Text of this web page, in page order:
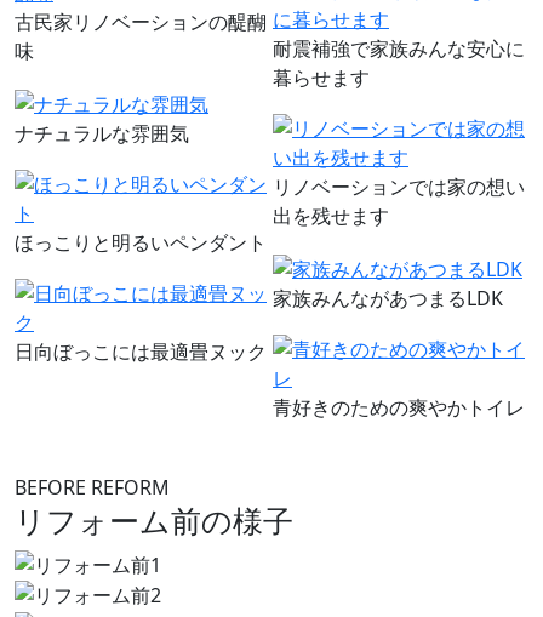
古民家リノベーションの醍醐
味
耐震補強で家族みんな安心に
暮らせます
ナチュラルな雰囲気
リノベーションでは家の想い
出を残せます
ほっこりと明るいペンダント
家族みんながあつまるLDK
日向ぼっこには最適畳ヌック
青好きのための爽やかトイレ
BEFORE REFORM
リフォーム前の様子